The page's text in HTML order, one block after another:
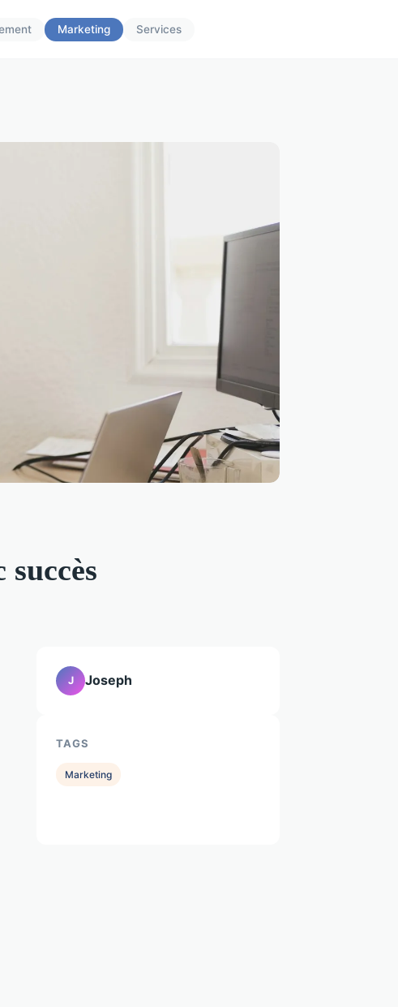
Marketing Services
J Joseph
TAGS
Marketing